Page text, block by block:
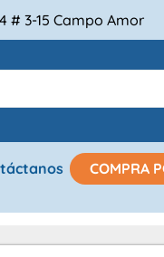
# 3-15 Campo Amor
COMPRA